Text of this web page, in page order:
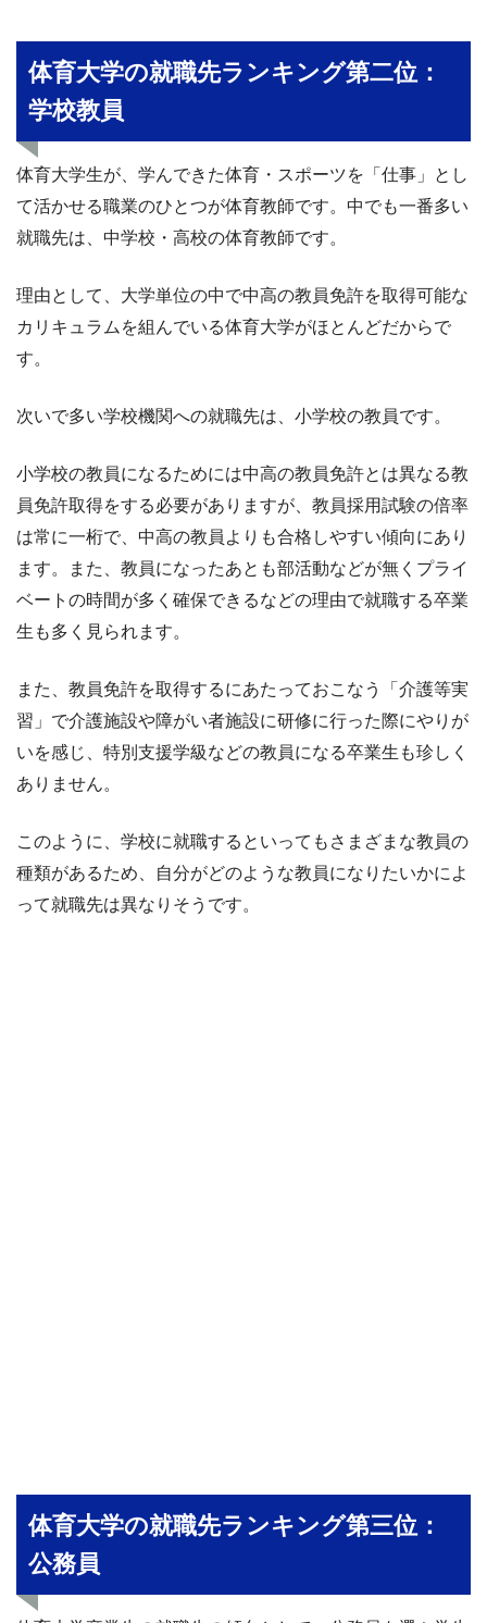
体育大学の就職先ランキング第二位：
学校教員
体育大学生が、学んできた体育・スポーツを「仕事」とし
て活かせる職業のひとつが体育教師です。中でも一番多い
就職先は、中学校・高校の体育教師です。
理由として、大学単位の中で中高の教員免許を取得可能な
カリキュラムを組んでいる体育大学がほとんどだからで
す。
次いで多い学校機関への就職先は、小学校の教員です。
小学校の教員になるためには中高の教員免許とは異なる教
員免許取得をする必要がありますが、教員採用試験の倍率
は常に一桁で、中高の教員よりも合格しやすい傾向にあり
ます。また、教員になったあとも部活動などが無くプライ
ベートの時間が多く確保できるなどの理由で就職する卒業
生も多く見られます。
また、教員免許を取得するにあたっておこなう「介護等実
習」で介護施設や障がい者施設に研修に行った際にやりが
いを感じ、特別支援学級などの教員になる卒業生も珍しく
ありません。
このように、学校に就職するといってもさまざまな教員の
種類があるため、自分がどのような教員になりたいかによ
って就職先は異なりそうです。
体育大学の就職先ランキング第三位：
公務員